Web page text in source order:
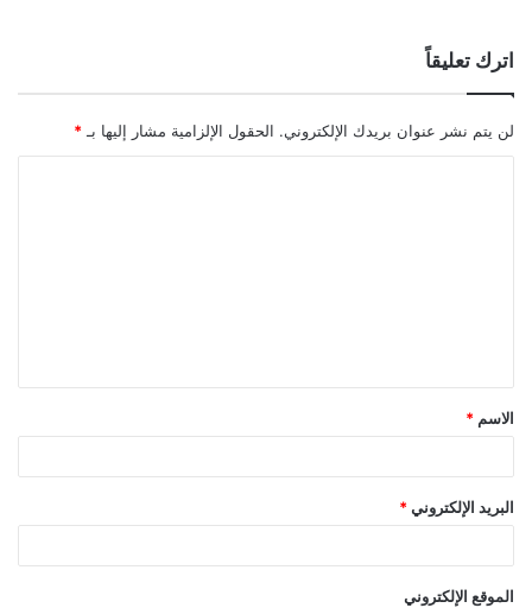
اترك تعليقاً
لن يتم نشر عنوان بريدك الإلكتروني. الحقول الإلزامية مشار إليها بـ *
ق
*
الاسم *
البريد الإلكتروني *
الموقع الإلكتروني